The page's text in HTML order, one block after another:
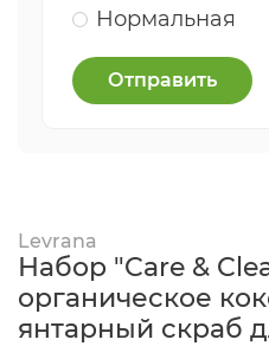
Нормальная
Отправить
Levrana
Набор "Care &
органическое
янтарный скраб